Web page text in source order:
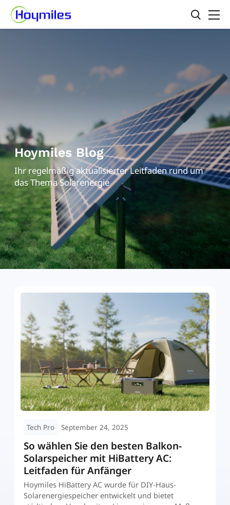
Hoymiles Blog
Ihr regelmäßig aktualisierter Leitfaden rund um
das Thema Solarenergie
Tech Pro September 24, 2025
So wählen Sie den besten Balkon-
Solarspeicher mit HiBattery AC:
Leitfaden für Anfänger
Hoymiles HiBattery AC wurde für DIY-Haus-
Solarenergiespeicher entwickelt und bietet